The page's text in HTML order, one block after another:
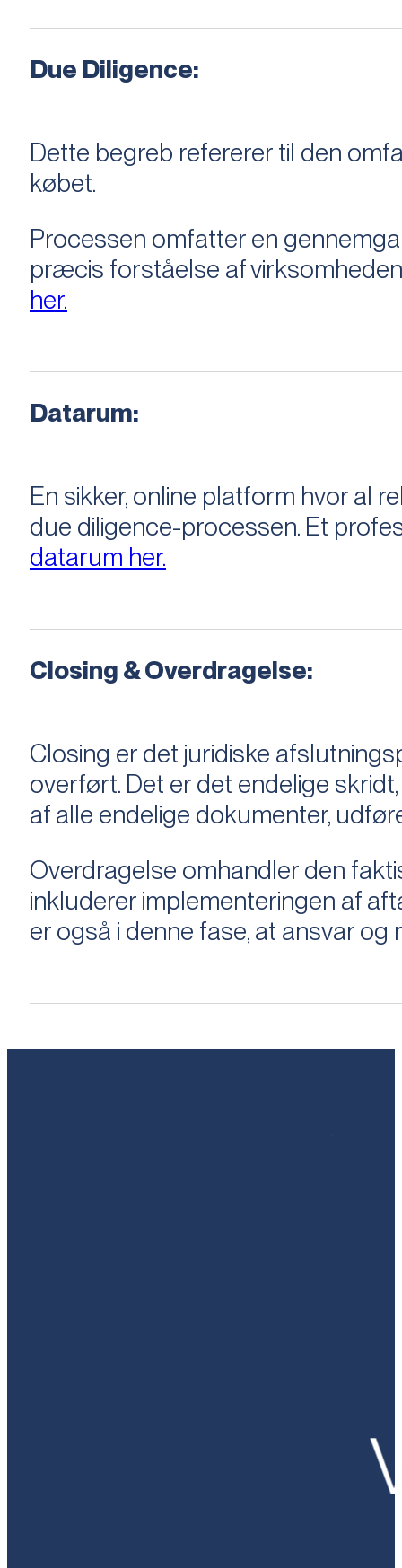
Due Diligence:
Dette begreb refererer til den
købet.
Processen omfatter en
præcis forståelse af
her.
Datarum:
En sikker, online platform hvor al
due diligence-processen. Et
datarum her.
Closing & Overdragelse:
Closing er det juridiske
overført. Det er det endelige
af alle endelige dokumenter,
Overdragelse omhandler den
inkluderer implementeringen af
er også i denne fase, at ansvar